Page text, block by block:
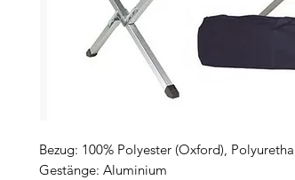
Bezug: 100% Polyester (Oxford),
Gestänge: Aluminium